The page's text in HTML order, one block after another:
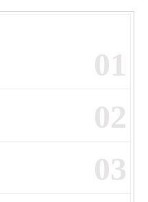
01
02
03